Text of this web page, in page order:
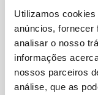
Utilizamos
anúncios, fornecer
analisar o nosso
informações
nossos parceiros
análise, que as
educativos,
psicólogos e
A Catholic
para ajudar as
Nínive, no